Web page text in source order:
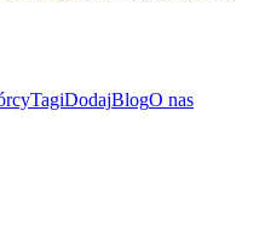
TagiDodajBlogO nas